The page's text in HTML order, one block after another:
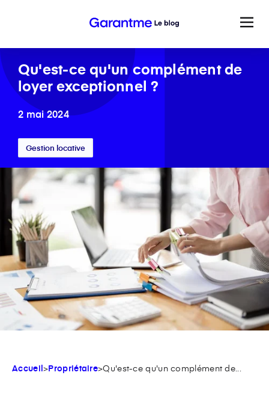
Qu'est-ce qu'un complément de
loyer exceptionnel ?
2 mai 2024
Gestion locative
Accueil>Propriétaire>Qu'est-ce qu'un complément de...